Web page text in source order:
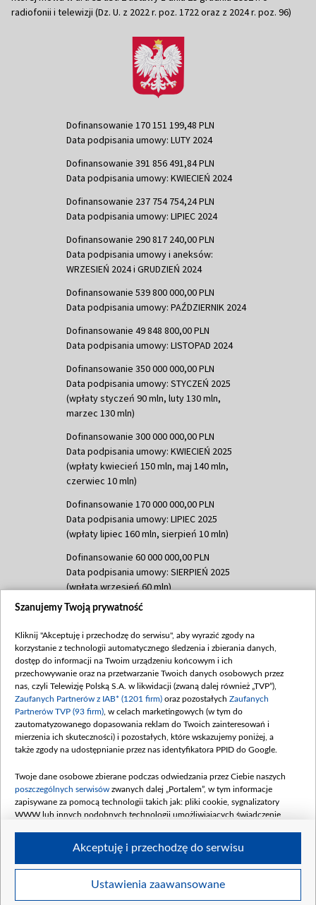
radiofonii i telewizji (Dz. U. z 2022 r. poz. 1722 oraz z 2024 r. poz. 96)
Dofinansowanie 170 151 199,48 PLN
Data podpisania umowy: LUTY 2024
Dofinansowanie 391 856 491,84 PLN
Data podpisania umowy: KWIECIEŃ 2024
Dofinansowanie 237 754 754,24 PLN
Data podpisania umowy: LIPIEC 2024
Dofinansowanie 290 817 240,00 PLN
Data podpisania umowy i aneksów:
WRZESIEŃ 2024 i GRUDZIEŃ 2024
Dofinansowanie 539 800 000,00 PLN
Data podpisania umowy: PAŹDZIERNIK 2024
Dofinansowanie 49 848 800,00 PLN
Data podpisania umowy: LISTOPAD 2024
Dofinansowanie 350 000 000,00 PLN
Data podpisania umowy: STYCZEŃ 2025
(wpłaty styczeń 90 mln, luty 130 mln,
marzec 130 mln)
Dofinansowanie 300 000 000,00 PLN
Data podpisania umowy: KWIECIEŃ 2025
(wpłaty kwiecień 150 mln, maj 140 mln,
czerwiec 10 mln)
Dofinansowanie 170 000 000,00 PLN
Data podpisania umowy: LIPIEC 2025
(wpłaty lipiec 160 mln, sierpień 10 mln)
Dofinansowanie 60 000 000,00 PLN
Data podpisania umowy: SIERPIEŃ 2025
(wpłata wrzesień 60 mln)
Dofinansowanie 635 783 051,21 PLN
(wpłata wrzesień 100 mln, październik 350
mln, listopad 265 mln)
Dofinansowanie 48 862 000,00 PLN
Data podpisania umowy: GRUDZIEŃ 2025
(wpłata grudzień 60,548 mln)
Dofinansowanie 900 000 000,00 PLN
Data podpisania umowy: LUTY 2026 (wpłata
kwiecień 180 mln, 7 maja 180 mln, 8
czerwca 90 mln)
Dofinansowanie 250 000 000,00 PLN
4 sierpnia 250 mln
Szanujemy Twoją prywatność
Kliknij "Akceptuję i przechodzę do serwisu", aby wyrazić zgody na
korzystanie z technologii automatycznego śledzenia i zbierania danych,
dostęp do informacji na Twoim urządzeniu końcowym i ich
przechowywanie oraz na przetwarzanie Twoich danych osobowych przez
nas, czyli Telewizję Polską S.A. w likwidacji (zwaną dalej również „TVP”),
Zaufanych Partnerów z IAB* (1201 firm) oraz pozostałych Zaufanych
Partnerów TVP (93 firm) , w celach marketingowych (w tym do
zautomatyzowanego dopasowania reklam do Twoich zainteresowań i
mierzenia ich skuteczności) i pozostałych, które wskazujemy poniżej, a
także zgody na udostępnianie przez nas identyfikatora PPID do Google.
Twoje dane osobowe zbierane podczas odwiedzania przez Ciebie naszych
poszczególnych serwisów zwanych dalej „Portalem”, w tym informacje
zapisywane za pomocą technologii takich jak: pliki cookie, sygnalizatory
WWW lub innych podobnych technologii umożliwiających świadczenie
Twoje dane osobowe zbierane podczas odwiedzania przez Ciebie
Ustawienia zaawansowane
Akceptuję i przechodzę do serwisu